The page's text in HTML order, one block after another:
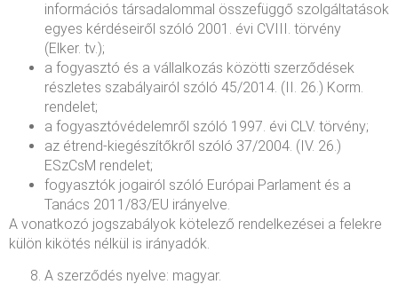
információs társadalommal összefüggő szolgáltatások
egyes kérdéseiről szóló 2001. évi CVIII. törvény
(Elker. tv.);
a fogyasztó és a vállalkozás közötti szerződések
részletes szabályairól szóló 45/2014. (II. 26.) Korm.
rendelet;
a fogyasztóvédelemről szóló 1997. évi CLV. törvény;
az étrend-kiegészítőkről szóló 37/2004. (IV. 26.)
ESzCsM rendelet;
fogyasztók jogairól szóló Európai Parlament és a
Tanács 2011/83/EU irányelve.
A vonatkozó jogszabályok kötelező rendelkezései a felekre
külön kikötés nélkül is irányadók.
A szerződés nyelve: magyar.